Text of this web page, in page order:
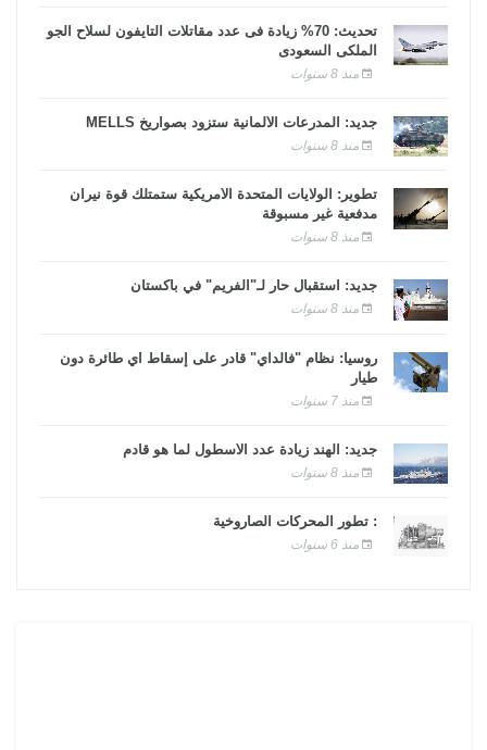
تحديث: 70% زيادة فى عدد مقاتلات التايفون لسلاح الجو
الملكى السعودى
منذ 8 سنوات
جديد: المدرعات الألمانية ستزود بصواريخ MELLS
منذ 8 سنوات
تطوير: الولايات المتحدة الأمريكية ستمتلك قوة نيران
مدفعية غير مسبوقة
منذ 8 سنوات
جديد: استقبال حار لـ"الفريم" في باكستان
منذ 8 سنوات
روسيا: نظام "فالداي" قادر على إسقاط أي طائرة دون
طيار
منذ 7 سنوات
جديد: الهند زيادة عدد الأسطول لما هو قادم
منذ 8 سنوات
: تطور المحركات الصاروخية
منذ 6 سنوات